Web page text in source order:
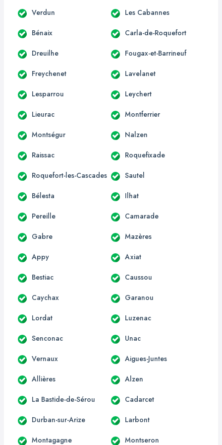
Verdun Les Cabannes
Bénaix Carla-de-Roquefort
Dreuilhe Fougax-et-Barrineuf
Freychenet Lavelanet
Lesparrou Leychert
Lieurac Montferrier
Montségur Nalzen
Raissac Roquefixade
Roquefort-les-Cascades Sautel
Bélesta Ilhat
Pereille Camarade
Gabre Mazères
Appy Axiat
Bestiac Caussou
Caychax Garanou
Lordat Luzenac
Senconac Unac
Vernaux Aigues-Juntes
Allières Alzen
La Bastide-de-Sérou Cadarcet
Durban-sur-Arize Larbont
Montagagne Montseron